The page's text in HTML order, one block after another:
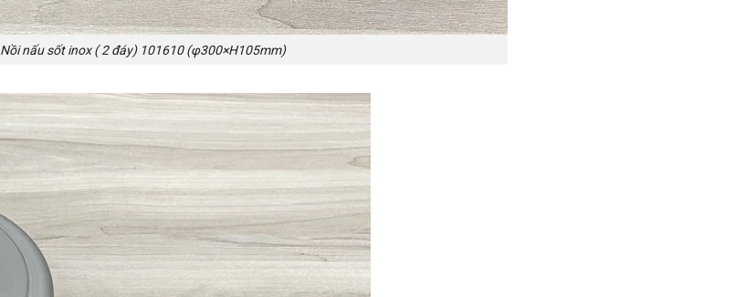
Nồi nấu sốt inox ( 2 đáy) 101610 (φ300×H105mm)